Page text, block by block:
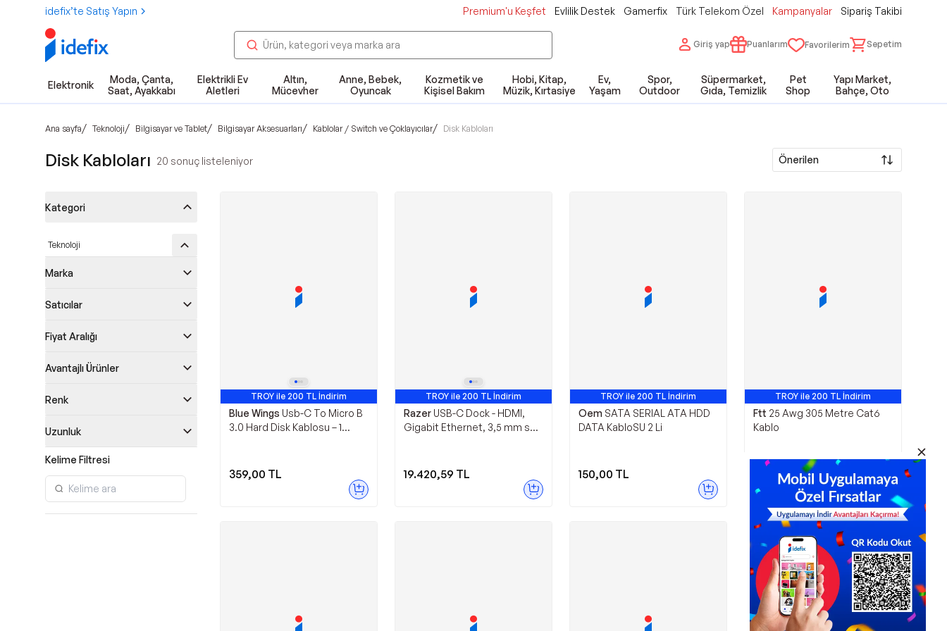
idefix’te Satış Yapın Premium'u Keşfet Evlilik Destek Gamerfix Türk Telekom Özel Kampanyalar Sipariş Takibi
Giriş yap Puanlarım Favorilerim Sepetim
Elektronik
Moda, Çanta,
Saat, Ayakkabı
Elektrikli Ev
Aletleri
Altın,
Mücevher
Anne, Bebek,
Oyuncak
Kozmetik ve
Kişisel Bakım
Hobi, Kitap,
Müzik, Kırtasiye
Ev,
Yaşam
Spor,
Outdoor
Süpermarket,
Gıda, Temizlik
Pet
Shop
Yapı Market,
Bahçe, Oto
Ana sayfa/ Teknoloji/ Bilgisayar ve Tablet/ Bilgisayar Aksesuarları/ Kablolar / Switch ve Çoklayıcılar/ Disk Kabloları
Disk Kabloları 20 sonuç listeleniyor Önerilen
Kategori
Teknoloji
Marka
Satıcılar
Fiyat Aralığı
Avantajlı Ürünler
Renk
Uzunluk
Kelime Filtresi
TROY ile 200 TL İndirim
Blue Wings Usb-C To Micro B
3.0 Hard Disk Kablosu – 1
HDD & SSD Bağlantı Kablosu
(Wd, Seagate, Toshiba
359,00 TL
TROY ile 200 TL İndirim
Razer USB-C Dock - HDMI,
Gigabit Ethernet, 3,5 mm ses
Mac ile uyumlu (4K ile ekran
çıkışı, 7.1 surround ses)
19.420,59 TL
TROY ile 200 TL İndirim
Oem SATA SERIAL ATA HDD
DATA KabloSU 2 Li
150,00 TL
TROY ile 200 TL İndirim
Ftt 25 Awg 305 Metre Cat6
Kablo
4.394,58TL